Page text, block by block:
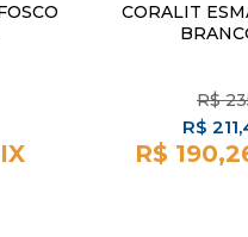
CORALIT
R$
R$
R$